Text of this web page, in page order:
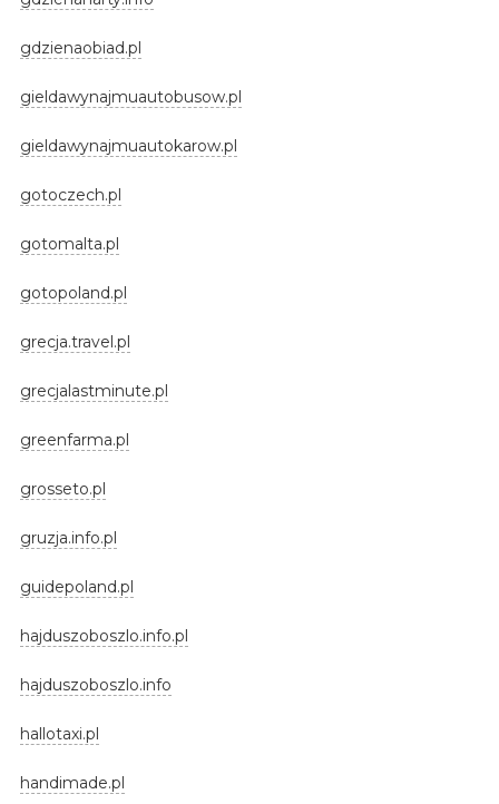
gdzienaobiad.pl
gieldawynajmuautobusow.pl
gieldawynajmuautokarow.pl
gotoczech.pl
gotomalta.pl
gotopoland.pl
grecja.travel.pl
grecjalastminute.pl
greenfarma.pl
grosseto.pl
gruzja.info.pl
guidepoland.pl
hajduszoboszlo.info.pl
hajduszoboszlo.info
hallotaxi.pl
handimade.pl